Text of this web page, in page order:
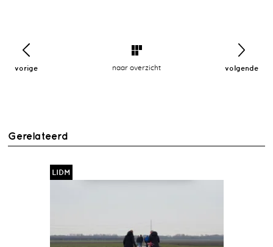
vorige naar overzicht volgende
Gerelateerd
LIDM